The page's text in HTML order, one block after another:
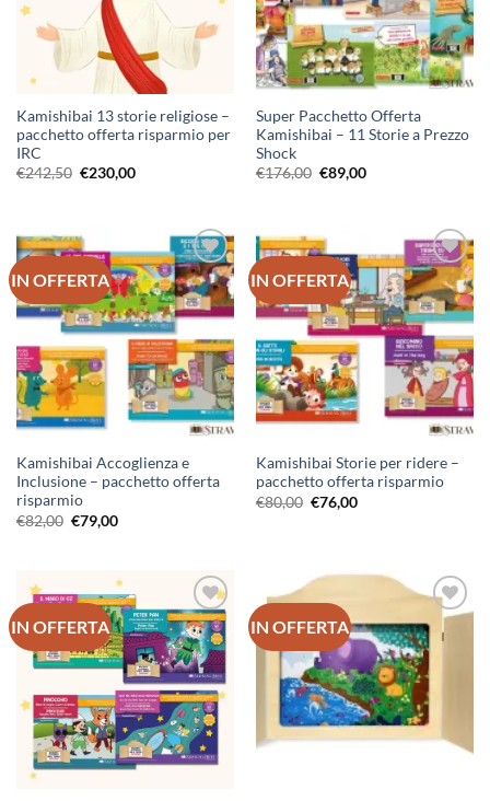
Kamishibai 13 storie religiose –
pacchetto offerta risparmio per
IRC
€242,50 Il
prezzo
€230,00Il
Super Pacchetto Offerta
Kamishibai – 11 Storie a Prezzo
Shock
€176,00 Il
prezzo
€89,00Il
IN OFFERTA
Aggiungi
alla lista
dei
desideri
Kamishibai Accoglienza e
Inclusione – pacchetto offerta
risparmio
€82,00 Il
prezzo
€82,00.
€79,00Il
€79,00.
IN OFFERTA
Aggiungi
alla lista
dei
desideri
Kamishibai Storie per ridere –
pacchetto offerta risparmio
€80,00 Il
prezzo
€76,00Il
IN OFFERTA
Aggiungi
alla lista
dei
desideri
IN OFFERTA
Aggiungi
alla lista
dei
desideri